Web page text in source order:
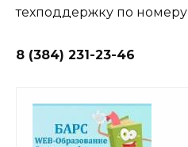
техподдержку по номеру
8 (384) 231-23-46